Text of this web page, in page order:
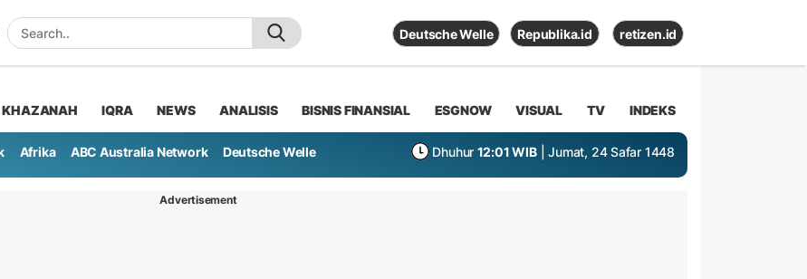
Deutsche Welle Republika.id retizen.id
KHAZANAH IQRA NEWS ANALISIS BISNIS FINANSIAL ESGNOW VISUAL TV INDEKS
Afrika ABC Australia Network Deutsche Welle Dhuhur 12:01 WIB | Jumat, 24 Safar 1448
Advertisement